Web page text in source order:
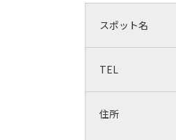
スポット名
TEL
住所